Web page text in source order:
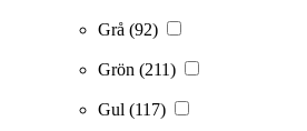
Grå (92)
Grön (211)
Gul (117)